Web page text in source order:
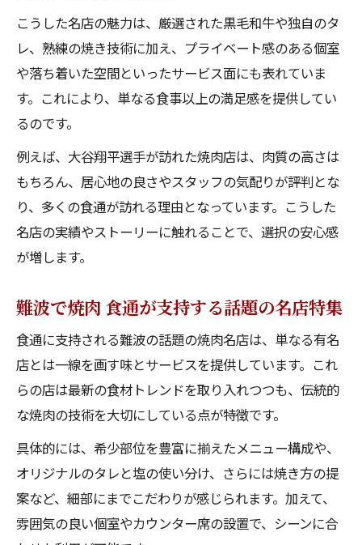
こうした名店の魅力は、厳選された黒毛和牛や独自のタ
レ、熟練の焼き技術に加え、プライベート感のある個室
や落ち着いた空間といったサービス面にも表れていま
す。これにより、単なる食事以上の満足感を提供してい
るのです。
例えば、大谷翔平選手が訪れた焼肉店は、肉質の高さは
もちろん、居心地の良さやスタッフの気配りが評判とな
り、多くの食通が訪れる理由となっています。こうした
名店の実績やストーリーに触れることで、選択の安心感
が増します。
難波で焼肉 食通が支持する話題の名店特集
食通に支持される難波の話題の焼肉名店は、単なる有名
店とは一線を画す味とサービスを提供しています。これ
らの店は最新の食材トレンドを取り入れつつも、伝統的
な焼肉の技術を大切にしている点が特徴です。
具体的には、希少部位を豊富に揃えたメニュー構成や、
オリジナルのタレと塩の使い分け、さらには焼き方の提
案など、細部にまでこだわりが感じられます。加えて、
雰囲気の良い個室やカウンター席の設置で、シーンに合